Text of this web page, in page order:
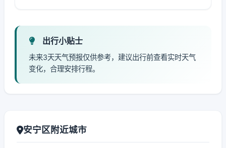
出行小贴士
未来3天天气预报仅供参考，建议出行前查看实时天气
变化，合理安排行程。
安宁区附近城市